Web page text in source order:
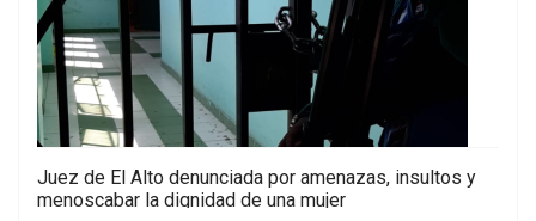
Juez de El Alto denunciada por amenazas, insultos y
menoscabar la dignidad de una mujer